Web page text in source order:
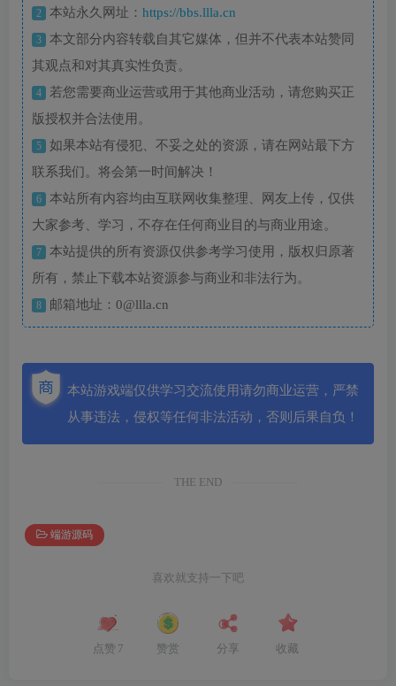
2 本站永久网址： https://bbs.llla.cn
3
本文部分内容转载自其它媒体，但并不代表本站赞同
其观点和对其真实性负责。
4
若您需要商业运营或用于其他商业活动，请您购买正
版授权并合法使用。
5
如果本站有侵犯、不妥之处的资源，请在网站最下方
联系我们。将会第一时间解决！
6
本站所有内容均由互联网收集整理、网友上传，仅供
大家参考、学习，不存在任何商业目的与商业用途。
7
本站提供的所有资源仅供参考学习使用，版权归原著
所有，禁止下载本站资源参与商业和非法行为。
8 邮箱地址：0@llla.cn
本站游戏端仅供学习交流使用请勿商业运营，严禁
从事违法，侵权等任何非法活动，否则后果自负！
THE END
端游源码
喜欢就支持一下吧
点赞 7 赞赏 分享 收藏